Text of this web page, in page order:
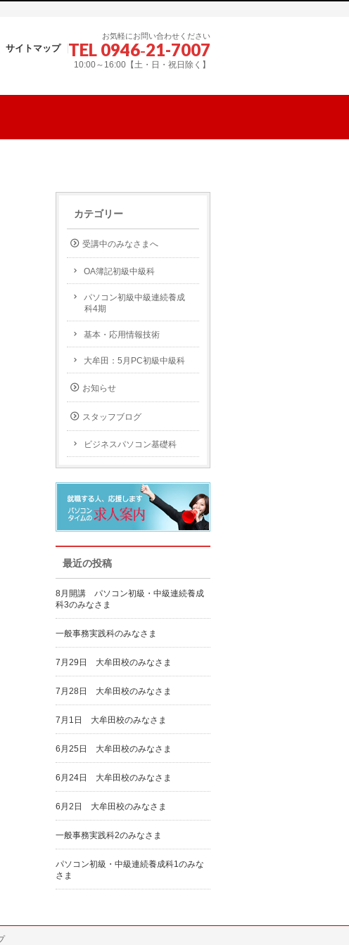
お気軽にお問い合わせください
TEL 0946‐21-7007
10:00～16:00【土・日・祝日除く】
サイトマップ
カテゴリー
受講中のみなさまへ
OA簿記初級中級科
パソコン初級中級連続養成
科4期
基本・応用情報技術
大牟田：5月PC初級中級科
お知らせ
スタッフブログ
ビジネスパソコン基礎科
最近の投稿
8月開講 パソコン初級・中級連続養成
科3のみなさま
一般事務実践科のみなさま
7月29日 大牟田校のみなさま
7月28日 大牟田校のみなさま
7月1日 大牟田校のみなさま
6月25日 大牟田校のみなさま
6月24日 大牟田校のみなさま
6月2日 大牟田校のみなさま
一般事務実践科2のみなさま
パソコン初級・中級連続養成科1のみな
さま